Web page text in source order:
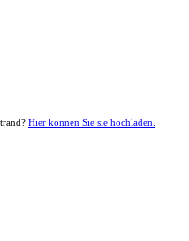
Hier können Sie sie hochladen.